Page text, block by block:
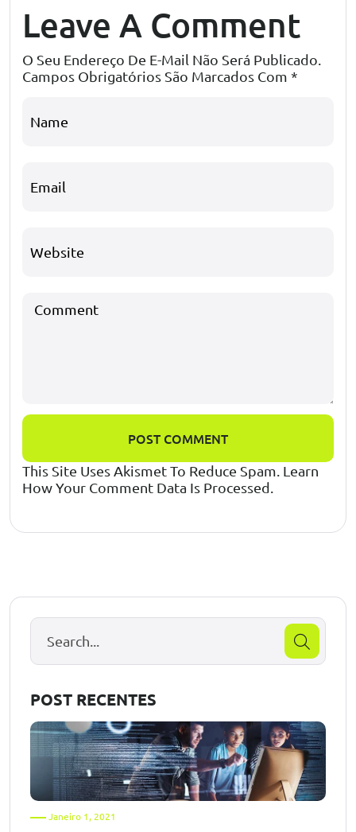
Leave A Comment
O Seu Endereço De E-Mail Não Será Publicado.
Campos Obrigatórios São Marcados Com *
POST COMMENT
This Site Uses Akismet To Reduce Spam. Learn
How Your Comment Data Is Processed.
POST RECENTES
Janeiro 1, 2021